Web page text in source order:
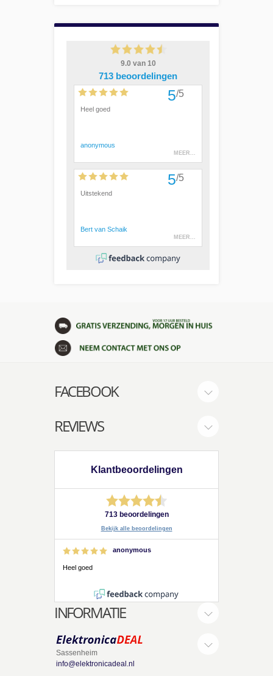
FACEBOOK
REVIEWS
Klantbeoordelingen
713 beoordelingen
Bekijk alle beoordelingen
anonymous
Heel goed
INFORMATIE
Sassenheim
info@elektronicadeal.nl